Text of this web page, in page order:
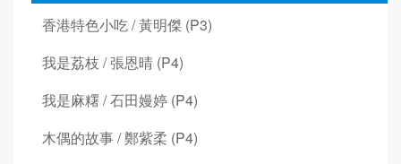
香港特色小吃 / 黃明傑 (P3)
我是荔枝 / 張恩晴 (P4)
我是麻糬 / 石田嫚婷 (P4)
木偶的故事 / 鄭紫柔 (P4)